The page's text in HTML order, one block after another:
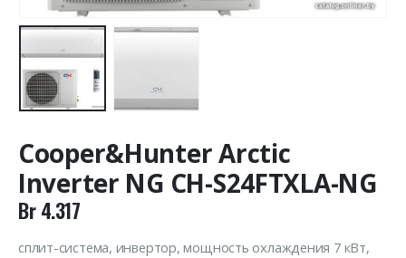
Cooper&Hunter Arctic
Inverter NG CH-S24FTXLA-NG
Br4.317
сплит-система, инвертор, мощность охлаждения 7 кВт,